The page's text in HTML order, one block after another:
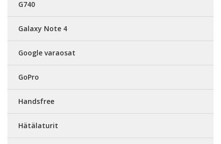
G740
Galaxy Note 4
Google varaosat
GoPro
Handsfree
Hätälaturit